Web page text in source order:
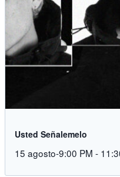
Usted Señalemelo
15 agosto-9:00 PM -